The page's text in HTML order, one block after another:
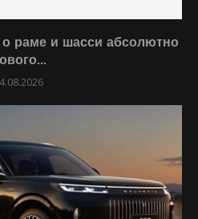
раме и шасси абсолютно